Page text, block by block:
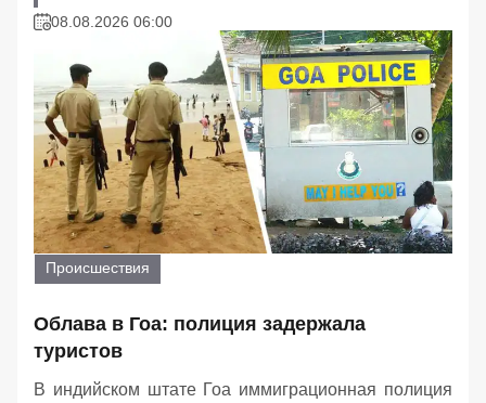
08.08.2026 06:00
Происшествия
Облава в Гоа: полиция задержала
туристов
В индийском штате Гоа иммиграционная полиция